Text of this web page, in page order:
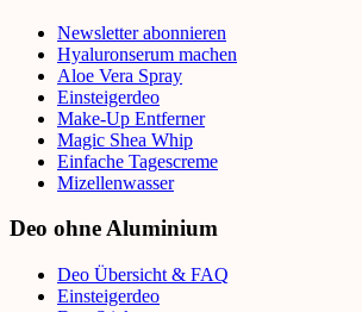
Newsletter abonnieren
Hyaluronserum machen
Aloe Vera Spray
Einsteigerdeo
Make-Up Entferner
Magic Shea Whip
Einfache Tagescreme
Mizellenwasser
Deo ohne Aluminium
Deo Übersicht & FAQ
Einsteigerdeo